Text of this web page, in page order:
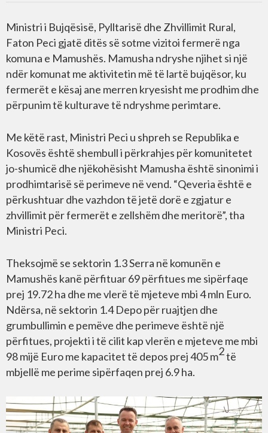
Ministri i Bujqësisë, Pylltarisë dhe Zhvillimit Rural,
Faton Peci gjatë ditës së sotme vizitoi fermerë nga
komuna e Mamushës. Mamusha ndryshe njihet si një
ndër komunat me aktivitetin më të lartë bujqësor, ku
fermerët e kësaj ane merren kryesisht me prodhim dhe
përpunim të kulturave të ndryshme perimtare.
Me këtë rast, Ministri Peci u shpreh se Republika e
Kosovës është shembull i përkrahjes për komunitetet
jo-shumicë dhe njëkohësisht Mamusha është sinonimi i
prodhimtarisë së perimeve në vend. “Qeveria është e
përkushtuar dhe vazhdon të jetë dorë e zgjatur e
zhvillimit për fermerët e zellshëm dhe meritorë”, tha
Ministri Peci.
Theksojmë se sektorin 1.3 Serra në komunën e
Mamushës kanë përfituar 69 përfitues me sipërfaqe
prej 19.72 ha dhe me vlerë të mjeteve mbi 4 mln Euro.
Ndërsa, në sektorin 1.4 Depo për ruajtjen dhe
grumbullimin e pemëve dhe perimeve është një
përfitues, projekti i të cilit kap vlerën e mjeteve me mbi
98 mijë Euro me kapacitet të depos prej 405 m2të
mbjellë me perime sipërfaqen prej 6.9 ha.